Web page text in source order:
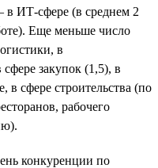
в ИТ-сфере (в среднем 2
Еще меньше число
в
закупок (1,5), в
в сфере строительства (по
рабочего
конкуренции по